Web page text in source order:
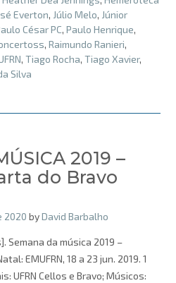
Everton, Júlio Melo, Júnior
César PC, Paulo Henrique,
, Raimundo Ranieri,
, Tiago Rocha, Tiago Xavier,
Silva
2019 –
do Bravo
2020 byDavid Barbalho
Semana da música 2019 –
EMUFRN, 18 a 23 jun. 2019. 1
UFRN Cellos e Bravo; Músicos: